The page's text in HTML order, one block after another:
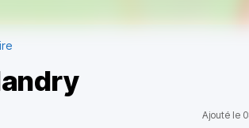
Ajouté le